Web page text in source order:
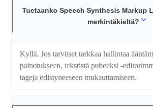
Tuetaanko Speech Synthesis Markup
merkintäkieltä?
Kyllä. Jos tarvitset tarkkaa hallintaa
painotukseen, tekstistä puheeksi -
tageja edistyneeseen mukauttamiseen.